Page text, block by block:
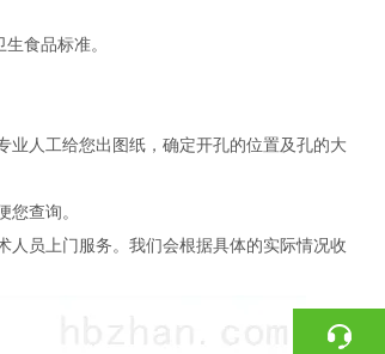
食品标准。
业人工给您出图纸，确定开孔的位置及孔的大
您查询。
员上门服务。我们会根据具体的实际情况收